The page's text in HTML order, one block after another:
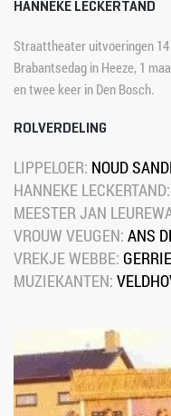
HANNEKE LECKERTAND
Straattheater uitvoeringen 14
Brabantsedag in Heeze, 1
en twee keer in Den Bosch.
ROLVERDELING
LIPPELOER: NOUD
HANNEKE LECKERTAND:
MEESTER JAN
VROUW VEUGEN: ANS
VREKJE WEBBE:
MUZIEKANTEN: